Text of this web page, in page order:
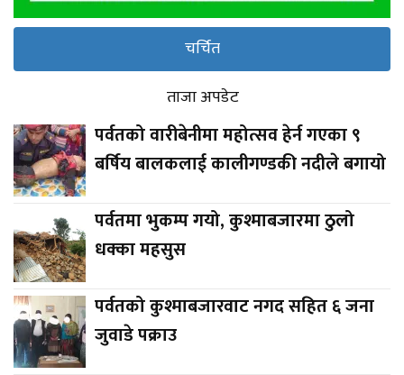
चर्चित
ताजा अपडेट
पर्वतको वारीबेनीमा महोत्सव हेर्न गएका ९
बर्षिय बालकलाई कालीगण्डकी नदीले बगायो
पर्वतमा भुकम्प गयो, कुश्माबजारमा ठुलो
धक्का महसुस
पर्वतको कुश्माबजारवाट नगद सहित ६ जना
जुवाडे पक्राउ